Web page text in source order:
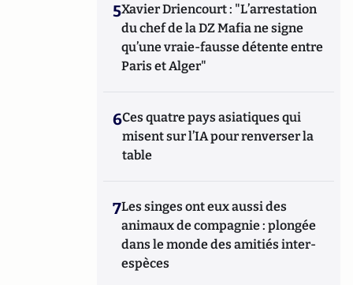
5Xavier Driencourt : "L’arrestation
du chef de la DZ Mafia ne signe
qu’une vraie-fausse détente entre
Paris et Alger"
6Ces quatre pays asiatiques qui
misent sur l’IA pour renverser la
table
7Les singes ont eux aussi des
animaux de compagnie : plongée
dans le monde des amitiés inter-
espèces